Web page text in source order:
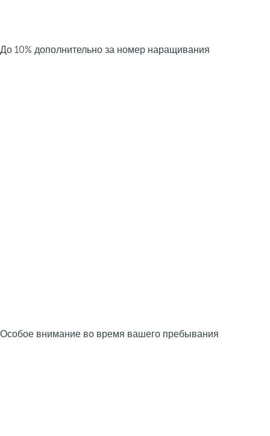
До 10% дополнительно за номер наращивания
Особое внимание во время вашего пребывания